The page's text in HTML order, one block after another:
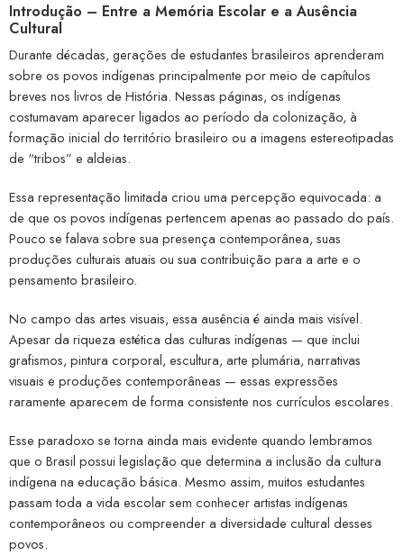
Introdução – Entre a Memória Escolar e a Ausência
Cultural
Durante décadas, gerações de estudantes brasileiros aprenderam
sobre os povos indígenas principalmente por meio de capítulos
breves nos livros de História. Nessas páginas, os indígenas
costumavam aparecer ligados ao período da colonização, à
formação inicial do território brasileiro ou a imagens estereotipadas
de “tribos” e aldeias.
Essa representação limitada criou uma percepção equivocada: a
de que os povos indígenas pertencem apenas ao passado do país.
Pouco se falava sobre sua presença contemporânea, suas
produções culturais atuais ou sua contribuição para a arte e o
pensamento brasileiro.
No campo das artes visuais, essa ausência é ainda mais visível.
Apesar da riqueza estética das culturas indígenas — que inclui
grafismos, pintura corporal, escultura, arte plumária, narrativas
visuais e produções contemporâneas — essas expressões
raramente aparecem de forma consistente nos currículos escolares.
Esse paradoxo se torna ainda mais evidente quando lembramos
que o Brasil possui legislação que determina a inclusão da cultura
indígena na educação básica. Mesmo assim, muitos estudantes
passam toda a vida escolar sem conhecer artistas indígenas
contemporâneos ou compreender a diversidade cultural desses
povos.